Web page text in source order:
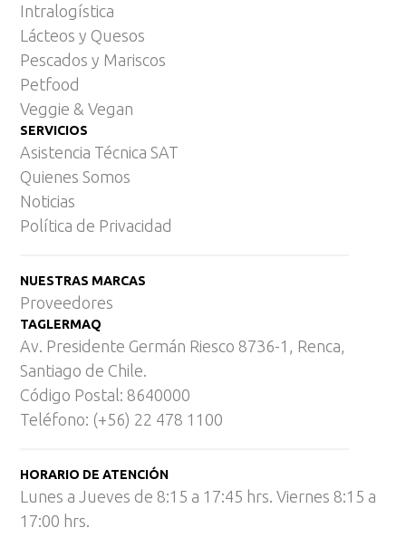
Intralogística
Lácteos y Quesos
Pescados y Mariscos
Petfood
Veggie & Vegan
SERVICIOS
Asistencia Técnica SAT
Quienes Somos
Noticias
Política de Privacidad
NUESTRAS MARCAS
Proveedores
TAGLERMAQ
Av. Presidente Germán Riesco 8736-1, Renca,
Santiago de Chile.
Código Postal: 8640000
Teléfono: (+56) 22 478 1100
HORARIO DE ATENCIÓN
Lunes a Jueves de 8:15 a 17:45 hrs. Viernes 8:15 a
17:00 hrs.